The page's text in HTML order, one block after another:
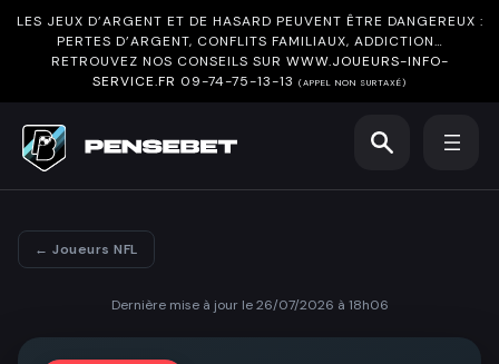
LES JEUX D’ARGENT ET DE HASARD PEUVENT ÊTRE DANGEREUX :
PERTES D’ARGENT, CONFLITS FAMILIAUX, ADDICTION…
RETROUVEZ NOS CONSEILS SUR WWW.JOUEURS-INFO-
SERVICE.FR 09-74-75-13-13 (APPEL NON SURTAXÉ)
← Joueurs NFL
Dernière mise à jour le 26/07/2026 à 18h06